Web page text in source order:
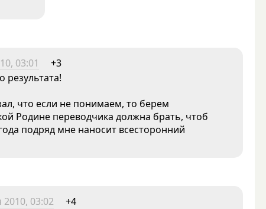
03:01
+3
результата!
что если не понимаем, то берем
Родине переводчика должна брать, чтоб
подряд мне наносит всесторонний
2010, 03:02
+4